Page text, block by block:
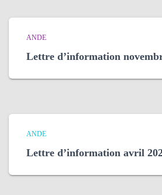
ANDE
Lettre d’information
ANDE
Lettre d’information avril